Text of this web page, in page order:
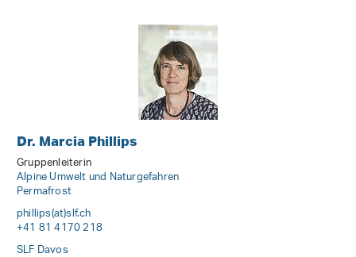
Dr. Marcia Phillips
Gruppenleiterin
Alpine Umwelt und Naturgefahren
Permafrost
phillips(at)slf.ch
+41 81 4170 218
SLF Davos